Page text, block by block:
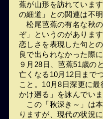
蕉が山形を訪れていま
の細道」との関連は不
松尾芭蕉の有名な秋
ぞ」というのがありま
恋しさを表現した句と
良で出られなかった際
９月28日、芭蕉51歳の
亡くなる10月12日まで
こと。10月8日深更に
かけ廻る」を詠んでい
この「秋深き～」は
りますが、現代の状況